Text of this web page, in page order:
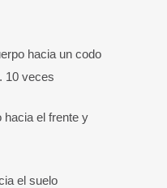
hacia un codo
10 veces
hacia el frente y
el suelo